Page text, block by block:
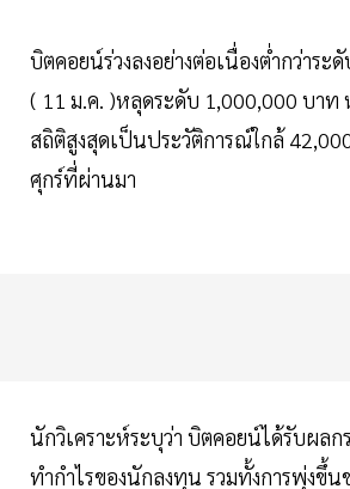
บิตคอยน์ร่วงลงอย่างต่อเนื่องต่ำกว่าระ
( 11 ม.ค. )หลุดระดับ 1,000,000 บาท
สถิติสูงสุดเป็นประวัติการณ์ใกล้
ศุกร์ที่ผ่านมา
นักวิเคราะห์ระบุว่า บิตคอยน์ได้รับผลก
ทำกำไรของนักลงทุน รวมทั้งการพุ่งขึ้น